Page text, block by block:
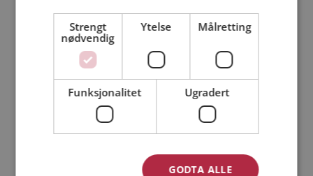
Bli medlem gratis!
Jeg er en: Mann Kvinne
Min alder:
Strengt
nødvendig
Ytelse Målretting
Funksjonalitet Ugradert
GODTA ALLE